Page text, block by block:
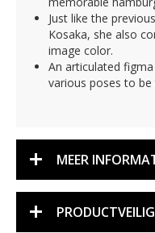
Just like the
Kosaka, she also
image color.
An articulated
various poses to be
MEER